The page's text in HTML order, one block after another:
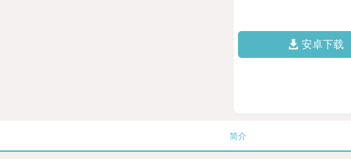
安卓下载
简介